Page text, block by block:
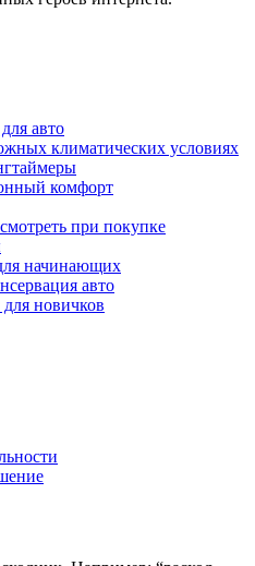
авто
климатических условиях
комфорт
при покупке
начинающих
авто
новичков